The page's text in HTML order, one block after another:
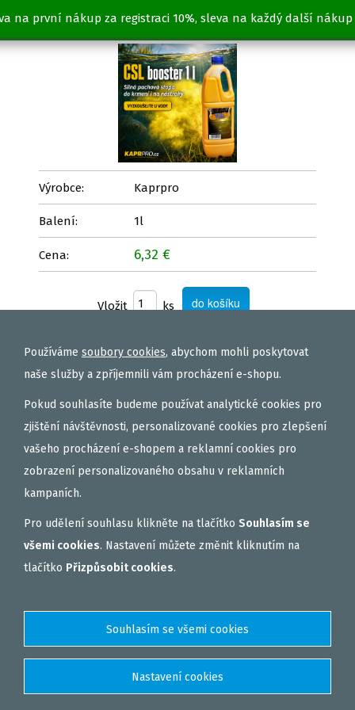
na první nákup za registraci 10%, sleva na každý další nákup
CSL booster VANILKA 1l
Výrobce: Kaprpro
Balení: 1l
Cena: 6,32 €
Vložit ks
Používáme soubory cookies, abychom mohli poskytovat
naše služby a zpříjemnili vám procházení e-shopu.
Pokud souhlasíte budeme používat analytické cookies pro
zjištění návštěvnosti, personalizované cookies pro zlepšení
vašeho procházení e-shopem a reklamní cookies pro
zobrazení personalizovaného obsahu v reklamních
kampaních.
Pro udělení souhlasu klikněte na tlačítko Souhlasím se
všemi cookies. Nastavení můžete změnit kliknutím na
tlačítko Přizpůsobit cookies.